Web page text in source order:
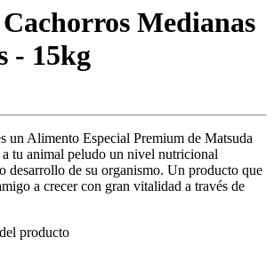
Medianas
- 15kg
un Alimento Especial Premium de Matsuda
tu animal peludo un nivel nutricional
desarrollo de su organismo. Un producto que
a crecer con gran vitalidad a través de
producto